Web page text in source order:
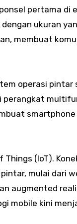
pertama di
ukuran
membuat
operasi pintar
perangkat
(IoT).
mulai dari
augmented
mobile kini